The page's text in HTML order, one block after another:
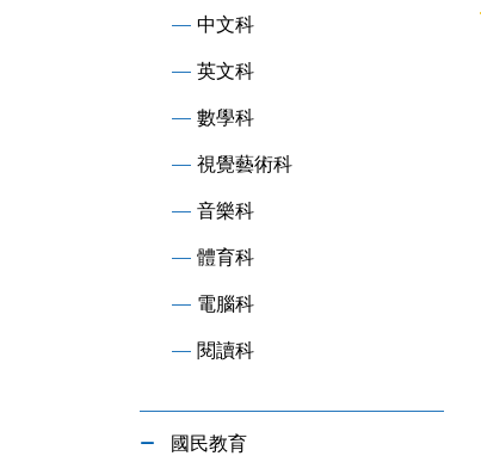
中文科
英文科
數學科
視覺藝術科
音樂科
體育科
電腦科
閱讀科
國民教育